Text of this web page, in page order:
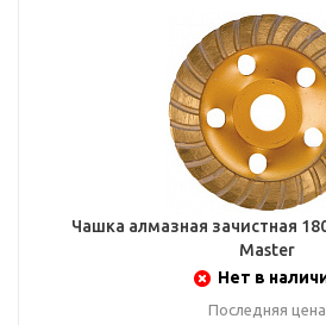
Чашка алмазная зачистная
Master
Нет в
Последняя цена